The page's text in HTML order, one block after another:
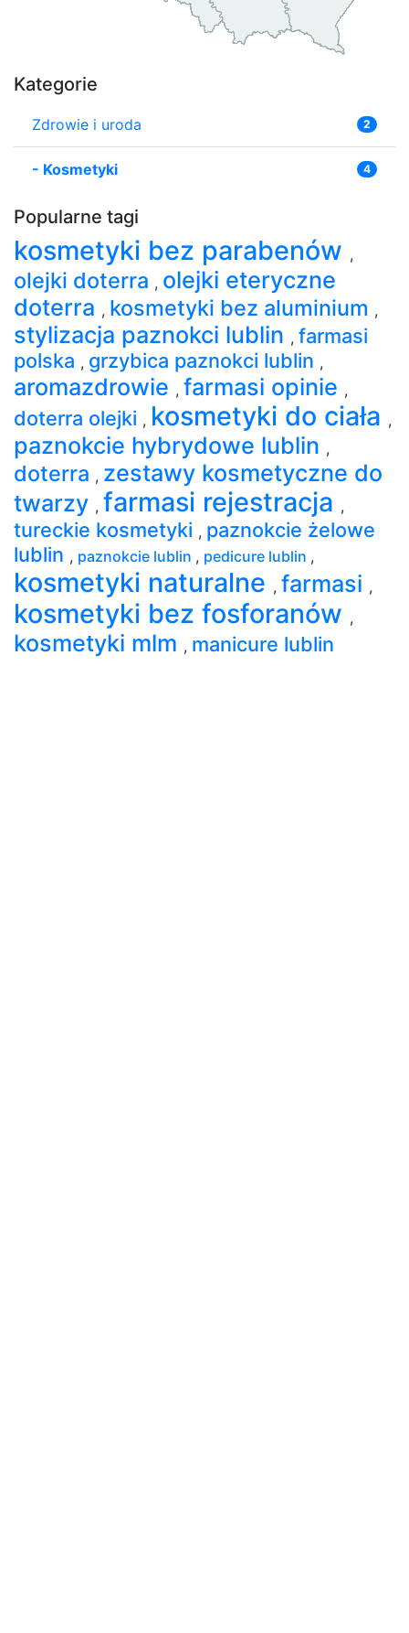
Kategorie
Zdrowie i uroda 2
- Kosmetyki 4
Popularne tagi
kosmetyki bez parabenów ,
olejki doterra , olejki eteryczne
doterra , kosmetyki bez aluminium ,
stylizacja paznokci lublin , farmasi
polska , grzybica paznokci lublin ,
aromazdrowie , farmasi opinie ,
doterra olejki , kosmetyki do ciała ,
paznokcie hybrydowe lublin ,
doterra , zestawy kosmetyczne do
twarzy , farmasi rejestracja ,
tureckie kosmetyki , paznokcie żelowe
lublin , paznokcie lublin , pedicure lublin ,
kosmetyki naturalne , farmasi ,
kosmetyki bez fosforanów ,
kosmetyki mlm , manicure lublin